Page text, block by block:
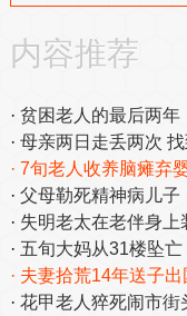
内容推荐
贫困老人的最后两年
母亲两日走丢两次
7旬老人收养脑瘫弃
父母勒死精神病儿子
失明老太在老伴身
五旬大妈从31楼坠
夫妻拾荒14年送子
花甲老人猝死闹市街